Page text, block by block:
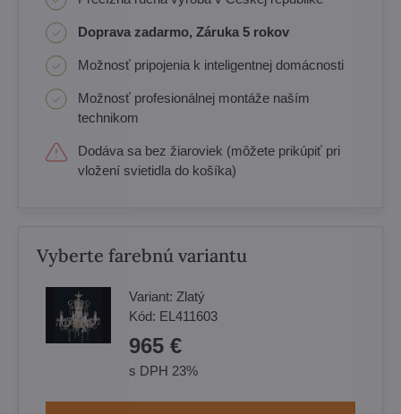
Doprava zadarmo, Záruka 5 rokov
Možnosť pripojenia k inteligentnej domácnosti
Možnosť profesionálnej montáže naším
technikom
Dodáva sa bez žiaroviek (môžete prikúpiť pri
vložení svietidla do košíka)
Vyberte farebnú variantu
Variant: Zlatý
Kód: EL411603
965 €
s DPH 23%